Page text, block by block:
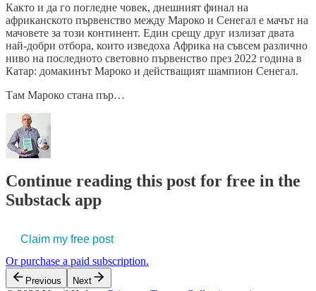
Както и да го погледне човек, днешният финал на
африканското първенство между Мароко и Сенегал е мачът на
мачовете за този континент. Един срещу друг излизат двата
най-добри отбора, които изведоха Африка на съвсем различно
ниво на последното световно първенство през 2022 година в
Катар: домакинът Мароко и действащият шампион Сенегал.
Там Мароко стана пър…
Continue reading this post for free in the
Substack app
Claim my free post
Or purchase a paid subscription.
Previous Next